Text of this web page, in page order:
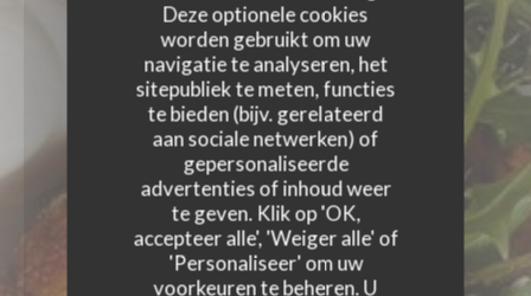
Deze optionele cookies
worden gebruikt om uw
navigatie te analyseren, het
sitepubliek te meten, functies
te bieden (bijv. gerelateerd
aan sociale netwerken) of
gepersonaliseerde
advertenties of inhoud weer
te geven. Klik op 'OK,
accepteer alle', 'Weiger alle' of
'Personaliseer' om uw
voorkeuren te beheren. U